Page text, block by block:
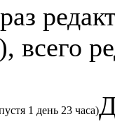
всего
1 день 23 часа)